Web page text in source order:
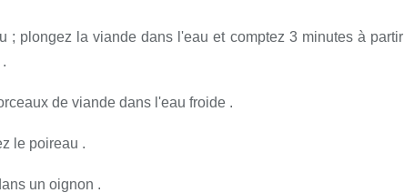
; plongez la viande dans l'eau et comptez 3 minutes à partir
de viande dans l'eau froide .
le poireau .
un oignon .